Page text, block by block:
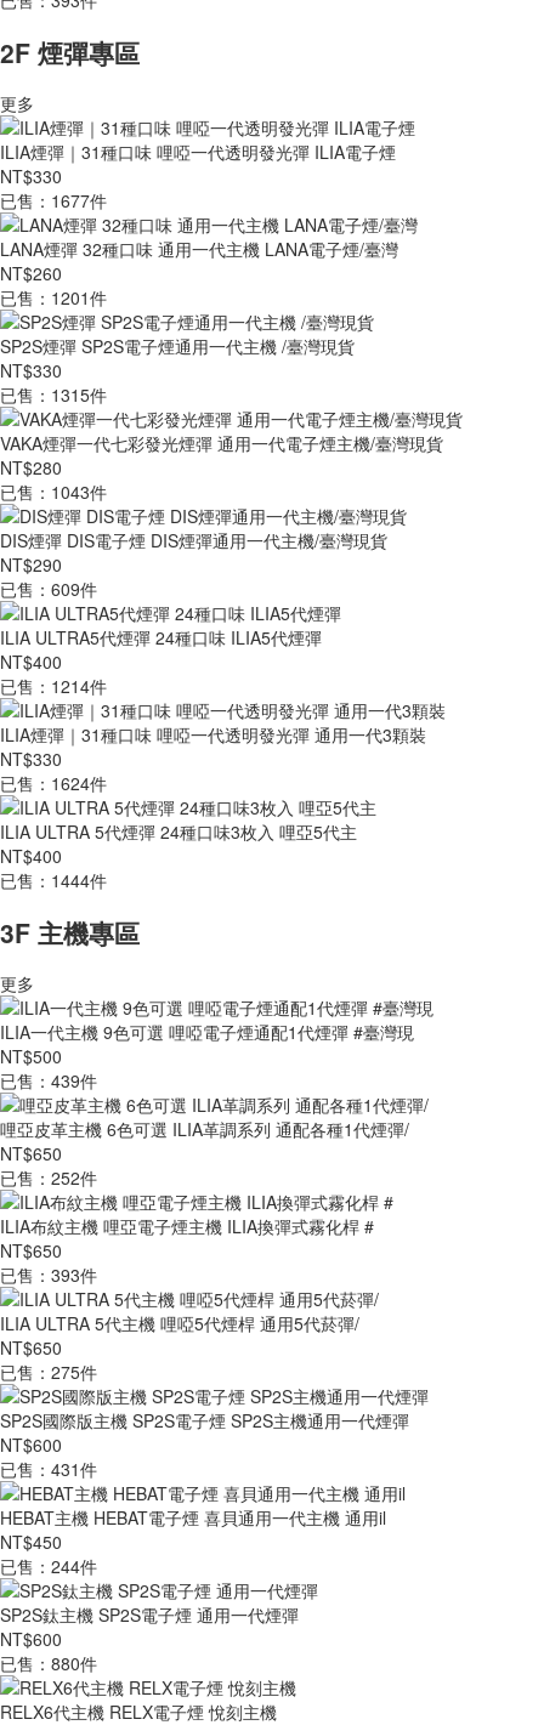
2F 煙彈專區
更多
ILIA煙彈｜31種口味 哩啞一代透明發光彈 ILIA電子煙
NT$330
已售：1677件
LANA煙彈 32種口味 通用一代主機 LANA電子煙/臺灣
NT$260
已售：1201件
SP2S煙彈 SP2S電子煙通用一代主機 /臺灣現貨
NT$330
已售：1315件
VAKA煙彈一代七彩發光煙彈 通用一代電子煙主機/臺灣現貨
NT$280
已售：1043件
DIS煙彈 DIS電子煙 DIS煙彈通用一代主機/臺灣現貨
NT$290
已售：609件
ILIA ULTRA5代煙彈 24種口味 ILIA5代煙彈
NT$400
已售：1214件
ILIA煙彈｜31種口味 哩啞一代透明發光彈 通用一代3顆裝
NT$330
已售：1624件
ILIA ULTRA 5代煙彈 24種口味3枚入 哩亞5代主
NT$400
已售：1444件
3F 主機專區
更多
ILIA一代主機 9色可選 哩啞電子煙通配1代煙彈 #臺灣現
NT$500
已售：439件
哩亞皮革主機 6色可選 ILIA革調系列 通配各種1代煙彈/
NT$650
已售：252件
ILIA布紋主機 哩亞電子煙主機 ILIA換彈式霧化桿 #
NT$650
已售：393件
ILIA ULTRA 5代主機 哩啞5代煙桿 通用5代菸彈/
NT$650
已售：275件
SP2S國際版主機 SP2S電子煙 SP2S主機通用一代煙彈
NT$600
已售：431件
HEBAT主機 HEBAT電子煙 喜貝通用一代主機 通用il
NT$450
已售：244件
SP2S鈦主機 SP2S電子煙 通用一代煙彈
NT$600
已售：880件
RELX6代主機 RELX電子煙 悅刻主機